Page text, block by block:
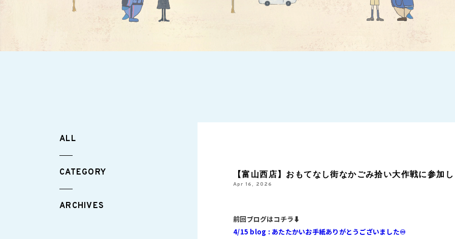
ALL
CATEGORY
ARCHIVES
【富山西店】おもてなし街なかごみ拾い大作戦に参加
Apr 16, 2026
前回ブログはコチラ⬇︎
4/15 blog : あたたかいお手紙ありがとうございました♾️